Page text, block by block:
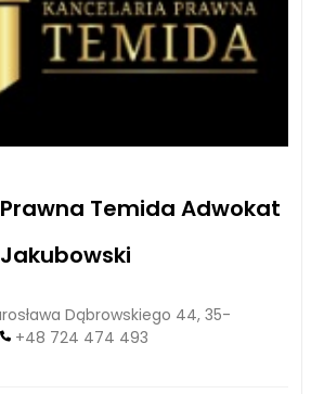
Temida Adwokat
Dąbrowskiego 44, 35-
+48 724 474 493